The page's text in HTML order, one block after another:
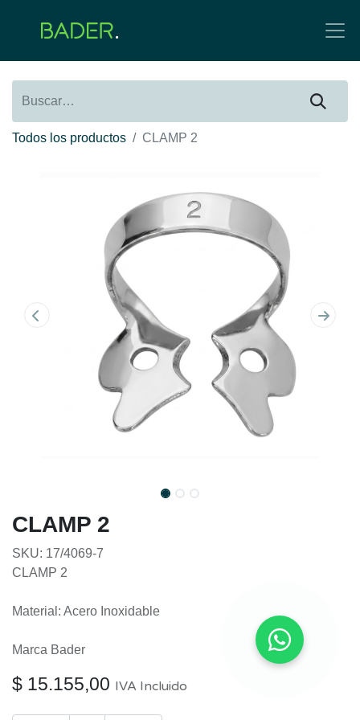
Todos los productos CLAMP 2
CLAMP 2
SKU: 17/4069-7
CLAMP 2
Material: Acero Inoxidable
Marca Bader
$ 15.155,00 IVA Incluido